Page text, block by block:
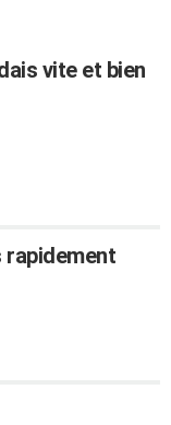
vite et bien
rapidement